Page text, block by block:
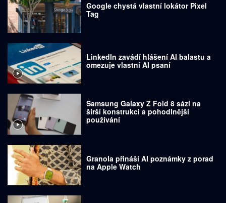
Google chystá vlastní lokátor Pixel
Tag
LinkedIn zavádí hlášení AI balastu a
omezuje vlastní AI psaní
Samsung Galaxy Z Fold 8 sází na
širší konstrukci a pohodlnější
používání
Granola přináší AI poznámky z porad
na Apple Watch